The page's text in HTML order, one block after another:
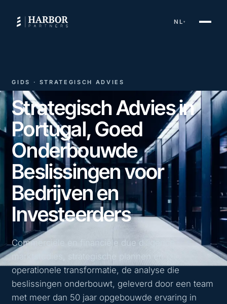
NL▾
GIDS · STRATEGISCH ADVIES
Strategisch Advies in
Portugal, Goed
Onderbouwde
Beslissingen voor
Bedrijven en
Investeerders
Commerciële en financiële due diligence,
marktstudies, strategische plannen en
operationele transformatie, de analyse die
beslissingen onderbouwt, geleverd door een team
met meer dan 50 jaar opgebouwde ervaring in